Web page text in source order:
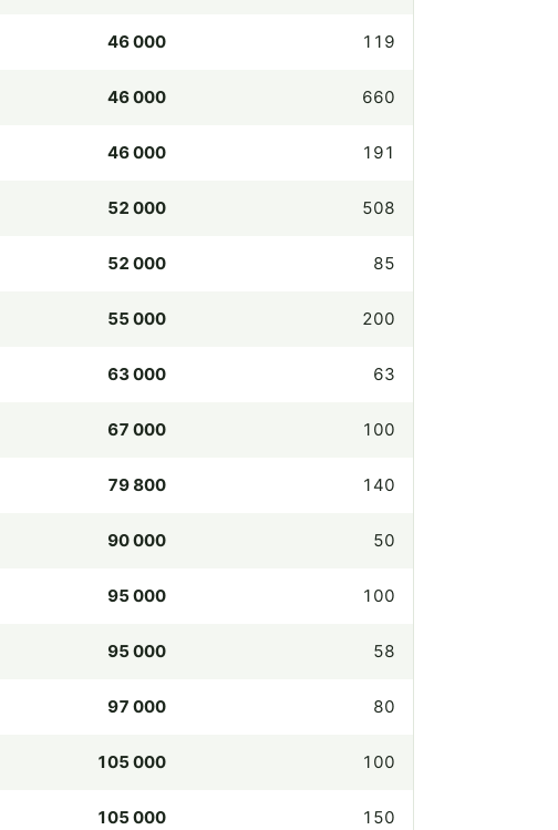
46 000 119
46 000 660
46 000 191
52 000 508
52 000 85
55 000 200
63 000 63
67 000 100
79 800 140
90 000 50
95 000 100
95 000 58
97 000 80
105 000 100
105 000 150